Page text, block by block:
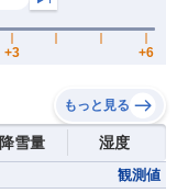
もっと見る
降雪量 湿度
観測値